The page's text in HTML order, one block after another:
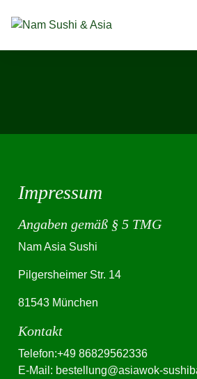
Impressum
Angaben gemäß § 5 TMG
Nam Asia Sushi
Pilgersheimer Str. 14
81543 München
Kontakt
Telefon:+49 86829562336
E-Mail: bestellung@asiawok-